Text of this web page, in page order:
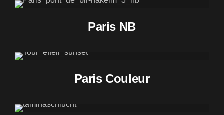
Paris NB
Paris Couleur